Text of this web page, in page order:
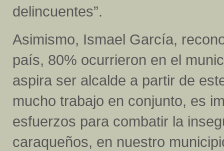
delincuentes”.
Asimismo, Ismael García,
país, 80% ocurrieron en el
aspira ser alcalde a partir de
mucho trabajo en conjunto, es
esfuerzos para combatir la
caraqueños, en nuestro